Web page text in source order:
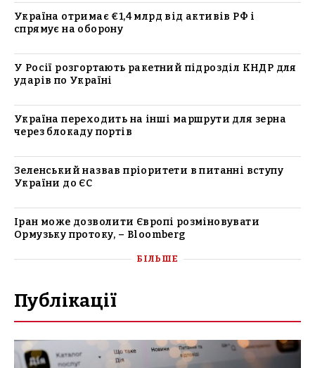
Україна отримає €1,4 млрд від активів РФ і
спрямує на оборону
У Росії розгортають ракетний підрозділ КНДР для
ударів по Україні
Україна переходить на інші маршрути для зерна
через блокаду портів
Зеленський назвав пріоритети в питанні вступу
України до ЄС
Іран може дозволити Європі розміновувати
Ормузьку протоку, – Bloomberg
БІЛЬШЕ
Публікації